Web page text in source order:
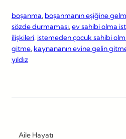
boşanma, boşanmanın eşiğine
sözde durmaması, ev sahibi olma
ilişkileri, istemeden çocuk sahibi
gitme, kaynananın evine gelin
yıldız
Aile Hayatı